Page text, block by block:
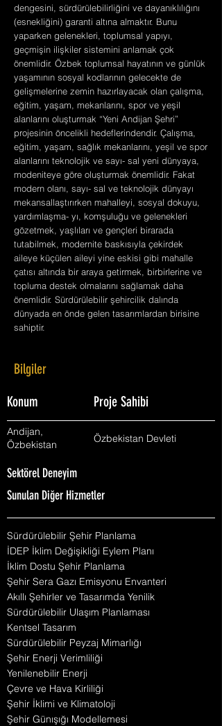
dengesini, sürdürülebilirliğini ve dayanıklılığını
(esnekliğini) garanti altına almaktır. Bunu
yaparken gelenekleri, toplumsal yapıyı,
geçmişin ilişkiler sistemini anlamak çok
önemlidir. Özbek toplumsal hayatının ve günlük
yaşamının sosyal kodlarının gelecekte de
gelişmelerine zemin hazırlayacak olan çalışma,
eğitim, yaşam, mekanlarını, spor ve yeşil
alanlarını oluşturmak “Yeni Andijan Şehri”
projesinin öncelikli hedeflerindendir. Çalışma,
eğitim, yaşam, sağlık mekanlarını, yeşil ve spor
alanlarını teknolojik ve sayı- sal yeni dünyaya,
modeniteye göre oluşturmak önemlidir. Fakat
modern olanı, sayı- sal ve teknolojik dünyayı
mekansallaştırırken mahalleyi, sosyal dokuyu,
yardımlaşma- yı, komşuluğu ve gelenekleri
gözetmek, yaşlıları ve gençleri birarada
tutabilmek, modernite baskısıyla çekirdek
aileye küçülen aileyi yine eskisi gibi mahalle
çatısı altında bir araya getirmek, birbirlerine ve
topluma destek olmalarını sağlamak daha
önemlidir. Sürdürülebilir şehircilik dalında
dünyada en önde gelen tasarımlardan birisine
sahiptir.
Bilgiler
Konum Proje Sahibi
Andijan,
Özbekistan
Özbekistan Devleti
Sektörel Deneyim
Sunulan Diğer Hizmetler
Sürdürülebilir Şehir Planlama
İDEP İklim Değişikliği Eylem Planı
İklim Dostu Şehir Planlama
Şehir Sera Gazı Emisyonu Envanteri
Akıllı Şehirler ve Tasarımda Yenilik
Sürdürülebilir Ulaşım Planlaması
Kentsel Tasarım
Sürdürülebilir Peyzaj Mimarlığı
Şehir Enerji Verimliliği
Yenilenebilir Enerji
Çevre ve Hava Kirliliği
Şehir İklimi ve Klimatoloji
Şehir Günışığı Modellemesi